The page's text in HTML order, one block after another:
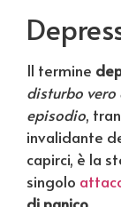
Il termine
disturbo
episodio,
invalidante
capirci, è la
singolo